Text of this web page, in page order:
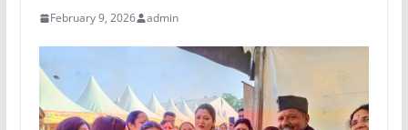
February 9, 2026 admin